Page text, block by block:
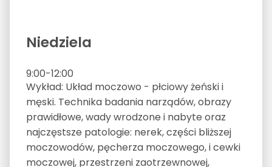
Niedziela
9:00-12:00
Wykład: Układ moczowo - płciowy żeński i
męski. Technika badania narządów, obrazy
prawidłowe, wady wrodzone i nabyte oraz
najczęstsze patologie: nerek, części bliższej
moczowodów, pęcherza moczowego, i cewki
moczowej, przestrzeni zaotrzewnowej,